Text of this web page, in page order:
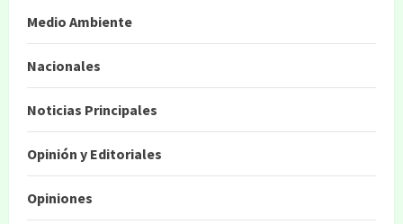
Medio Ambiente
Nacionales
Noticias Principales
Opinión y Editoriales
Opiniones